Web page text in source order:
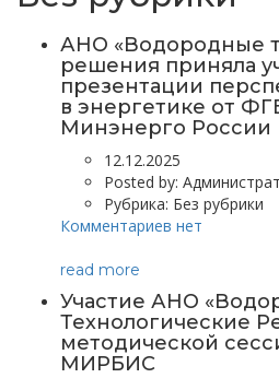
АНО «Водородные
решения приняла
презентации
в энергетике от
Минэнерго России
12.12.2025
Posted by:
Рубрика: Без рубрики
Комментариев нет
read more
Участие АНО
Технологические
методической
МИРБИС